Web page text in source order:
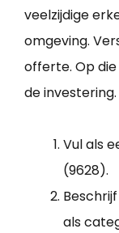
veelzijdige
omgeving.
offerte. Op
de
Vul als
(9628).
als